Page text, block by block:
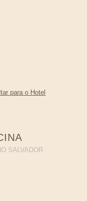
para o Hotel
SALVADOR